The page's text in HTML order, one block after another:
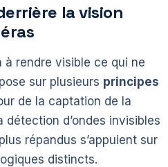
la vision
à rendre visible ce qui ne
sur plusieurs principes
de la captation de la
détection d’ondes invisibles
répandus s’appuient sur
distincts.